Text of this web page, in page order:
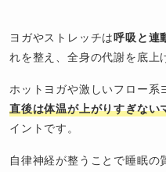
ヨガやストレッチは 呼吸と連
れを整え、全身の代謝を底上
ホットヨガや激しいフロー系
直後は体温が上がりすぎない
イントです。
自律神経が整うことで睡眠の